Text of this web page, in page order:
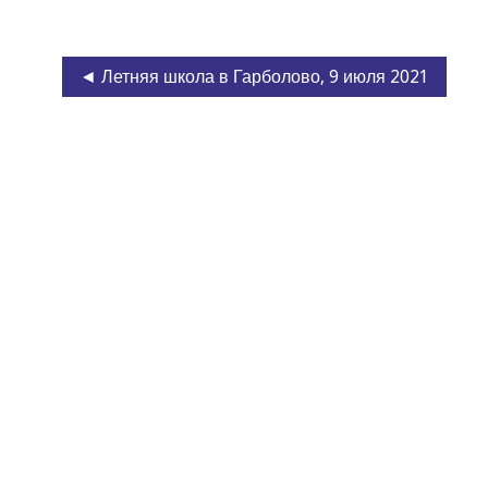
◄ Летняя школа в Гарболово, 9 июля 2021